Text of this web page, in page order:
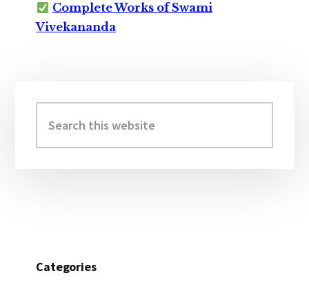
Complete Works of Swami
Vivekananda
Sidebar
this
website
Categories